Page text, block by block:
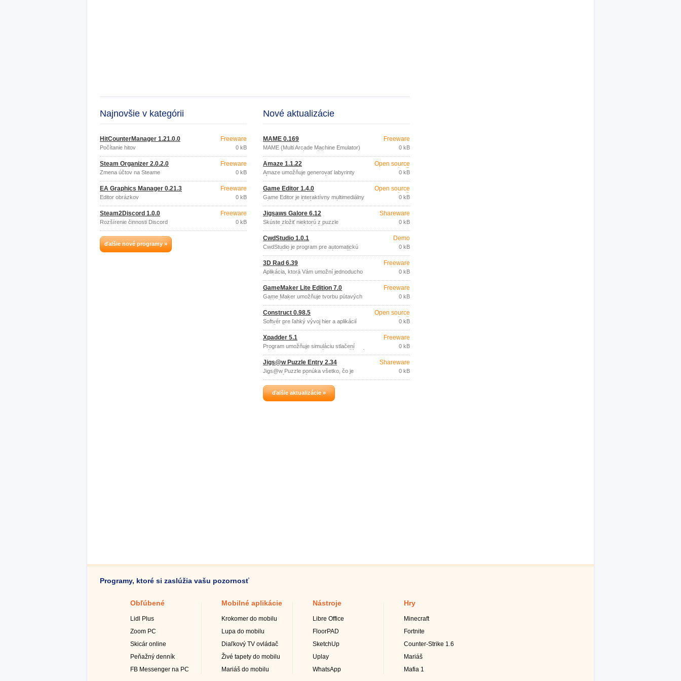
Najnovšie v kategórii
HitCounterManager 1.21.0.0
Počítanie hitov
Freeware
0 kB
Steam Organizer 2.0.2.0
Zmena účtov na Steame
Freeware
0 kB
EA Graphics Manager 0.21.3
Editor obrázkov
Freeware
0 kB
Steam2Discord 1.0.0
Rozšírenie činnosti Discord
Freeware
0 kB
ďalšie nové programy »
Nové aktualizácie
MAME 0.169
MAME (Multi Arcade Machine Emulator)
je emulátor, ktorý umožňuje hrať
klasické, pôvodné video arcade hry na
vašom novom PC.
Freeware
0 kB
Amaze 1.1.22
Amaze umožňuje generovať labyrinty
rôznych tvarov a veľkostí.
Open source
(gpl)
0 kB
Game Editor 1.4.0
Game Editor je interaktívny multimediálny
nástroj pre ľahký vývoj vlastných 2D hier
pre PC a rôzne mobilné zariadenia na
rôznych platformách (PDA, iPhone, iPad,
GP2X, Smartphone).
Open source
(gpl)
0 kB
Jigsaws Galore 6.12
Skúste zložiť niektorú z puzzle
skladačiek, ktoré sú súčasťou programu,
alebo vytvorte vlastnú, zo svojich
obľúbených fotografií a odošlite e-mailom
svojim priateľom.
Shareware
0 kB
CwdStudio 1.0.1
CwdStudio je program pre automatickú
tvorbu švédskych a klasických krížoviek
a osemsmeriek a ich publikovanie.
Demo
0 kB
3D Rad 6.39
Aplikácia, ktorá Vám umožní jednoducho
vyvíjať vlastné 3D hry (vytvárať 3D
scény a do virtuálneho priestoru vkladať
inteligentné 3D prvky).
Freeware
0 kB
GameMaker Lite Edition 7.0
Game Maker umožňuje tvorbu pútavých
počítačových hier, bez nutnosti
programovania.
Freeware
0 kB
Construct 0.98.5
Softvér pre ľahký vývoj hier a aplikácií
založených na technológii DirectX 9, vo
vizuálnom prostredí.
Open source
(gpl)
0 kB
Xpadder 5.1
Program umožňuje simuláciu stlačení
klávesov a pohybov myšou pri používaní
gamepadov.
Freeware
0 kB
Jigs@w Puzzle Entry 2.34
Jigs@w Puzzle ponúka všetko, čo je
potrebné na vytváranie a hranie
obrázkových puzzles skladačiek.
Shareware
0 kB
ďalšie aktualizácie »
Programy, ktoré si zaslúžia vašu pozornosť
Obľúbené
Lidl Plus
Zoom PC
Skicár online
Peňažný denník
FB Messenger na PC
Mobilné aplikácie
Krokomer do mobilu
Lupa do mobilu
Diaľkový TV ovládač
Živé tapety do mobilu
Mariáš do mobilu
Nástroje
Libre Office
FloorPAD
SketchUp
Uplay
WhatsApp
Hry
Minecraft
Fortnite
Counter-Strike 1.6
Mariáš
Mafia 1